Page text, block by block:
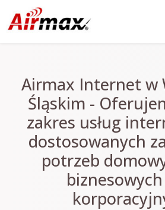
Airmax Internet w
Śląskim -
zakres usług
dostosowanych
potrzeb